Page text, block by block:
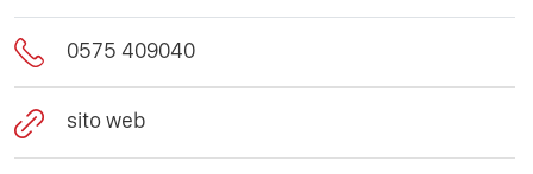
0575 409040
sito web